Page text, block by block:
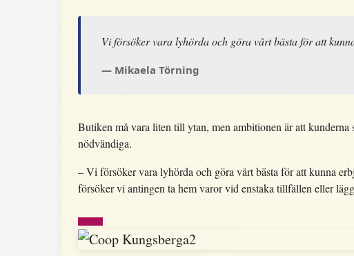
Vi försöker vara lyhörda och göra vårt bästa för att
Mikaela Törning
Butiken må vara liten till ytan, men ambitionen är att
nödvändiga.
– Vi försöker vara lyhörda och göra vårt bästa för att kunna
försöker vi antingen ta hem varor vid enstaka tillfällen eller